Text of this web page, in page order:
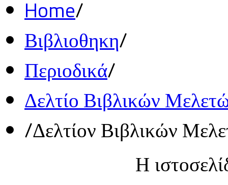
Home/
Βιβλιοθηκη/
Περιοδικά/
Δελτίο Βιβλικών
/Δελτίον Βιβλικών
Η